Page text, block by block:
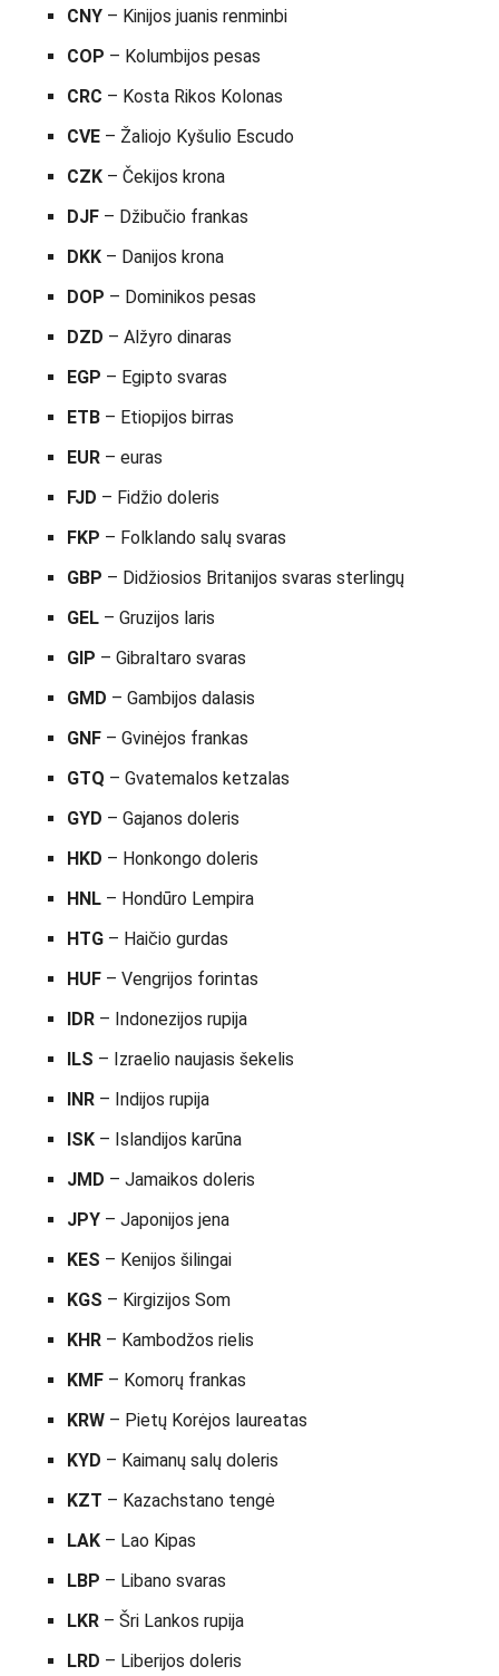
CNY – Kinijos juanis renminbi
COP – Kolumbijos pesas
CRC – Kosta Rikos Kolonas
CVE – Žaliojo Kyšulio Escudo
CZK – Čekijos krona
DJF – Džibučio frankas
DKK – Danijos krona
DOP – Dominikos pesas
DZD – Alžyro dinaras
EGP – Egipto svaras
ETB – Etiopijos birras
EUR – euras
FJD – Fidžio doleris
FKP – Folklando salų svaras
GBP – Didžiosios Britanijos svaras sterlingų
GEL – Gruzijos laris
GIP – Gibraltaro svaras
GMD – Gambijos dalasis
GNF – Gvinėjos frankas
GTQ – Gvatemalos ketzalas
GYD – Gajanos doleris
HKD – Honkongo doleris
HNL – Hondūro Lempira
HTG – Haičio gurdas
HUF – Vengrijos forintas
IDR – Indonezijos rupija
ILS – Izraelio naujasis šekelis
INR – Indijos rupija
ISK – Islandijos karūna
JMD – Jamaikos doleris
JPY – Japonijos jena
KES – Kenijos šilingai
KGS – Kirgizijos Som
KHR – Kambodžos rielis
KMF – Komorų frankas
KRW – Pietų Korėjos laureatas
KYD – Kaimanų salų doleris
KZT – Kazachstano tengė
LAK – Lao Kipas
LBP – Libano svaras
LKR – Šri Lankos rupija
LRD – Liberijos doleris